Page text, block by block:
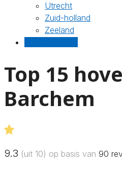
Utrecht
Zuid-holland
Zeeland
Top 15
Barchem
9.3 (uit 10) op basis van 90